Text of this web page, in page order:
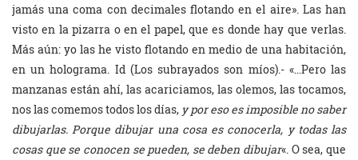
jamás una coma con decimales flotando en el aire». Las han
visto en la pizarra o en el papel, que es donde hay que verlas.
Más aún: yo las he visto flotando en medio de una habitación,
en un holograma. Id (Los subrayados son míos).- «…Pero las
manzanas están ahí, las acariciamos, las olemos, las tocamos,
nos las comemos todos los días, y por eso es imposible no saber
dibujarlas. Porque dibujar una cosa es conocerla, y todas las
cosas que se conocen se pueden, se deben dibujar«. O sea, que